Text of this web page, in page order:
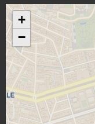
+
−